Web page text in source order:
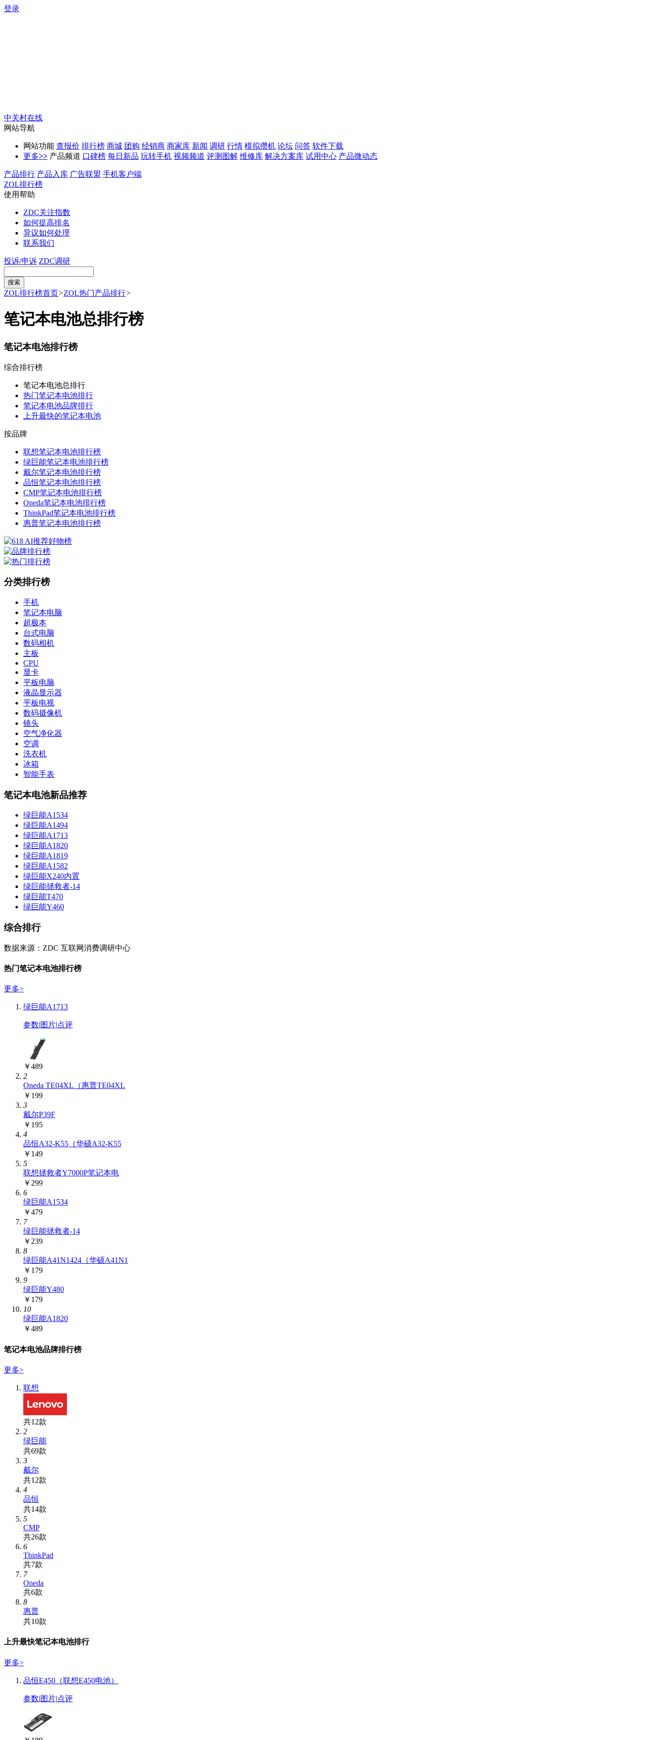
登录
中关村在线
网站导航
网站功能 查报价 排行榜 商城 团购 经销商 商家库 新闻 调研 行情 模拟攒机 论坛 问答 软件下载
更多>> 产品频道 口碑榜 每日新品 玩转手机 视频频道 评测图解 维修库 解决方案库 试用中心 产品微动态
产品排行 产品入库 广告联盟 手机客户端
ZOL排行榜
使用帮助
ZDC关注指数
如何提高排名
异议如何处理
联系我们
投诉/申诉 ZDC调研
ZOL排行榜首页>ZOL热门产品排行>
笔记本电池总排行榜
笔记本电池排行榜
综合排行榜
笔记本电池总排行
热门笔记本电池排行
笔记本电池品牌排行
上升最快的笔记本电池
按品牌
联想笔记本电池排行榜
绿巨能笔记本电池排行榜
戴尔笔记本电池排行榜
品恒笔记本电池排行榜
CMP笔记本电池排行榜
Oneda笔记本电池排行榜
ThinkPad笔记本电池排行榜
惠普笔记本电池排行榜
分类排行榜
手机
笔记本电脑
超极本
台式电脑
数码相机
主板
CPU
显卡
平板电脑
液晶显示器
平板电视
数码摄像机
镜头
空气净化器
空调
洗衣机
冰箱
智能手表
笔记本电池新品推荐
绿巨能A1534
绿巨能A1494
绿巨能A1713
绿巨能A1820
绿巨能A1819
绿巨能A1582
绿巨能X240内置
绿巨能拯救者-14
绿巨能T470
绿巨能Y460
综合排行
数据来源：ZDC 互联网消费调研中心
热门笔记本电池排行榜
更多>
绿巨能A1713
参数|图片|点评
￥489
2
Oneda TE04XL（惠普TE04XL
￥199
3
戴尔P39F
￥195
4
品恒A32-K55（华硕A32-K55
￥149
5
联想拯救者Y7000P笔记本电
￥299
6
绿巨能A1534
￥479
7
绿巨能拯救者-14
￥239
8
绿巨能A41N1424（华硕A41N1
￥179
9
绿巨能Y480
￥179
10
绿巨能A1820
￥489
笔记本电池品牌排行榜
更多>
联想
共12款
2
绿巨能
共69款
3
戴尔
共12款
4
品恒
共14款
5
CMP
共26款
6
ThinkPad
共7款
7
Oneda
共6款
8
惠普
共10款
上升最快笔记本电池排行
更多>
品恒E450（联想E450电池）
参数|图片|点评